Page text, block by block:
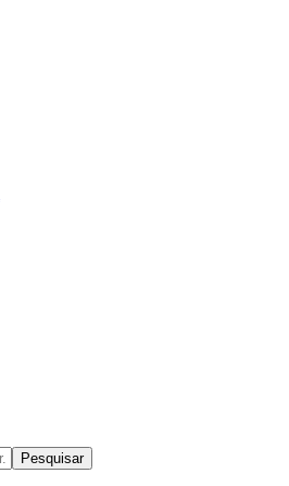
Pesquisar